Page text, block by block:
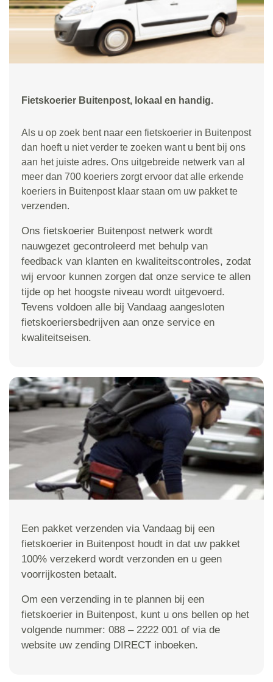
Fietskoerier Buitenpost, lokaal en handig.
Als u op zoek bent naar een fietskoerier in Buitenpost
dan hoeft u niet verder te zoeken want u bent bij ons
aan het juiste adres. Ons uitgebreide netwerk van al
meer dan 700 koeriers zorgt ervoor dat alle erkende
koeriers in Buitenpost klaar staan om uw pakket te
verzenden.
Ons fietskoerier Buitenpost netwerk wordt
nauwgezet gecontroleerd met behulp van
feedback van klanten en kwaliteitscontroles, zodat
wij ervoor kunnen zorgen dat onze service te allen
tijde op het hoogste niveau wordt uitgevoerd.
Tevens voldoen alle bij Vandaag aangesloten
fietskoeriersbedrijven aan onze service en
kwaliteitseisen.
Een pakket verzenden via Vandaag bij een
fietskoerier in Buitenpost houdt in dat uw pakket
100% verzekerd wordt verzonden en u geen
voorrijkosten betaalt.
Om een verzending in te plannen bij een
fietskoerier in Buitenpost, kunt u ons bellen op het
volgende nummer: 088 – 2222 001 of via de
website uw zending DIRECT inboeken.